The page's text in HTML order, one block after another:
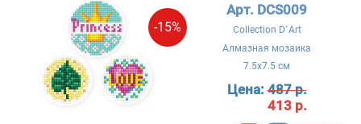
-15%
Арт. DCS009
Collection D`Art
Алмазная мозаика
7.5x7.5 см
Цена:487 р.
413 р.